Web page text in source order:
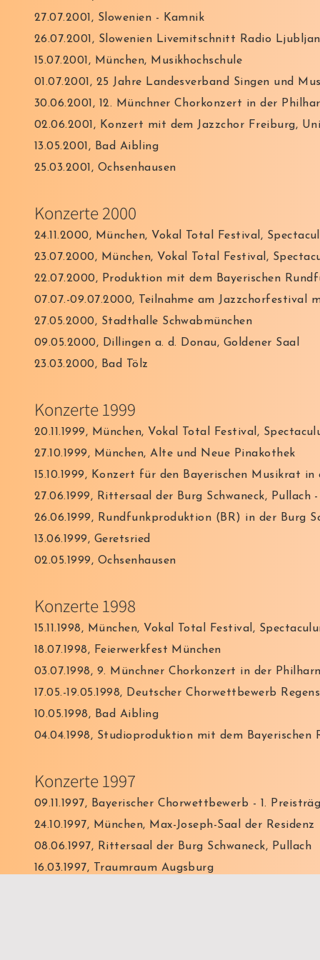
27.07.2001, Slowenien - Kamnik
26.07.2001, Slowenien Livemitschnitt Radio
15.07.2001, München, Musikhochschule
01.07.2001, 25 Jahre Landesverband Singen und
30.06.2001, 12. Münchner Chorkonzert in der
02.06.2001, Konzert mit dem Jazzchor Freiburg,
13.05.2001, Bad Aibling
25.03.2001, Ochsenhausen
Konzerte 2000
24.11.2000, München, Vokal Total Festival,
23.07.2000, München, Vokal Total Festival,
22.07.2000, Produktion mit dem Bayerischen
07.07.-09.07.2000, Teilnahme am Jazzchorfestival
27.05.2000, Stadthalle Schwabmünchen
09.05.2000, Dillingen a. d. Donau, Goldener Saal
23.03.2000, Bad Tölz
Konzerte 1999
20.11.1999, München, Vokal Total Festival,
27.10.1999, München, Alte und Neue Pinakothek
15.10.1999, Konzert für den Bayerischen Musikrat
27.06.1999, Rittersaal der Burg Schwaneck,
26.06.1999, Rundfunkproduktion (BR) in der Burg
13.06.1999, Geretsried
02.05.1999, Ochsenhausen
Konzerte 1998
15.11.1998, München, Vokal Total Festival,
18.07.1998, Feierwerkfest München
03.07.1998, 9. Münchner Chorkonzert in der
17.05.-19.05.1998, Deutscher Chorwettbewerb
10.05.1998, Bad Aibling
04.04.1998, Studioproduktion mit dem Bayerischen
Konzerte 1997
09.11.1997, Bayerischer Chorwettbewerb - 1.
24.10.1997, München, Max-Joseph-Saal der Residenz
08.06.1997, Rittersaal der Burg Schwaneck, Pullach
16.03.1997, Traumraum Augsburg